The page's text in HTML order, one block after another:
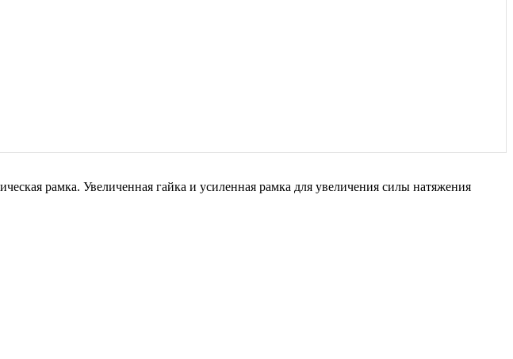
рамка. Увеличенная гайка и усиленная рамка для увеличения силы натяжения